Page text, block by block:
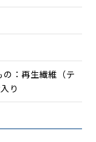
、テンセル(TM)繊
」で、ふとん
ル(TM)」わたの開
たに比べ大幅にや
中わたへと改良・
：再生繊維（テ
り